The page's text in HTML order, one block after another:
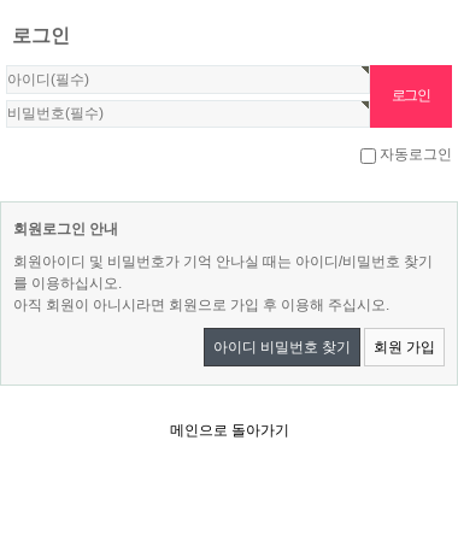
로그인
자동로그인
회원로그인 안내
회원아이디 및 비밀번호가 기억 안나실 때는 아이디/비밀번호 찾기
를 이용하십시오.
아직 회원이 아니시라면 회원으로 가입 후 이용해 주십시오.
아이디 비밀번호 찾기 회원 가입
메인으로 돌아가기